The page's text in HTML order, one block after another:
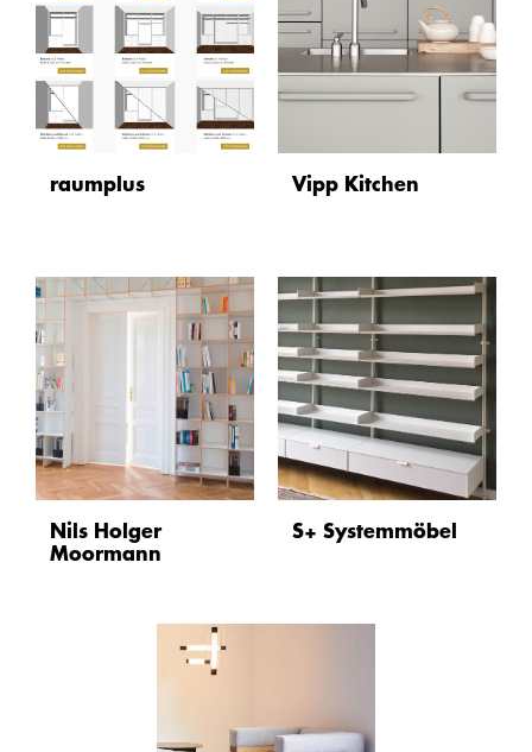
raumplus Vipp Kitchen
Nils Holger
Moormann
S+ Systemmöbel